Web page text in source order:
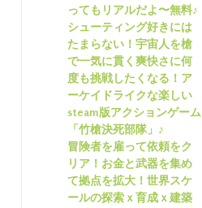
ってもリアルだよ〜無料♪
シューティング好きには
たまらない！宇宙人を槍
で一気に貫く爽快さに何
度も挑戦したくなる！ア
ーケイドライクな楽しい
steam版アクションゲーム
「竹槍決死部隊」♪
冒険者を雇って依頼をク
リア！お金と武器を集め
て拠点を拡大！世界スケ
ールの探索ｘ育成ｘ建築